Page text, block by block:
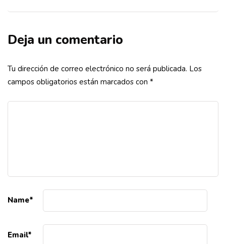
Deja un comentario
Tu dirección de correo electrónico no será publicada. Los
campos obligatorios están marcados con *
Name*
Email*